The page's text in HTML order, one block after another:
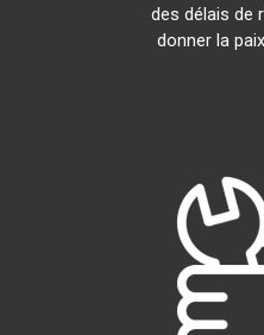
des délais de
donner la